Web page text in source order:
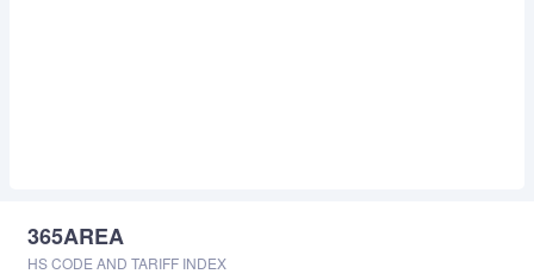
365AREA
HS CODE AND TARIFF INDEX